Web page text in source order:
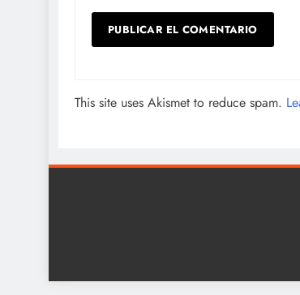
This site uses Akismet to reduce spam.